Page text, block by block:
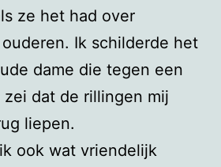
ze het had over
Ik schilderde het
dame die tegen een
dat de rillingen mij
liepen.
ook wat vriendelijk